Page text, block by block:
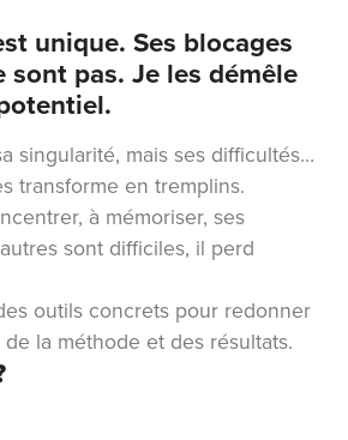
unique. Ses blocages
sont pas. Je les démêle
singularité, mais ses difficultés…
transforme en tremplins.
à mémoriser, ses
sont difficiles, il perd
outils concrets pour redonner
la méthode et des résultats.